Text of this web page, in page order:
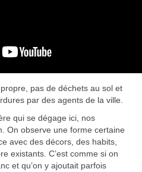
pas de déchets au sol et
par des agents de la ville.
qui se dégage ici, nos
On observe une forme certaine
avec des décors, des habits,
existants. C’est comme si on
et qu’on y ajoutait parfois